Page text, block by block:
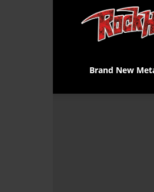
Brand New